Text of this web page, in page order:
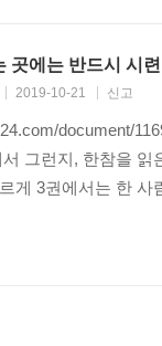
지 모르겠습니다.
니다. 일본에서도
인 한국인 유학생
지만, 그래도 여러
을 믿고 싶습니다.
곳에는 반드시 시
2019-10-21 신고
document/
그런지, 한참을
게 3권에서는 한